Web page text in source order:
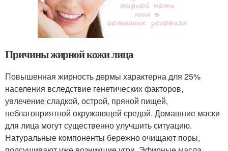
Причины жирной кожи лица
Повышенная жирность дермы характерна для 25%
населения вследствие генетических факторов,
увлечение сладкой, острой, пряной пищей,
неблагоприятной окружающей средой. Домашние маски
для лица могут существенно улучшить ситуацию.
Натуральные компоненты бережно очищают поры,